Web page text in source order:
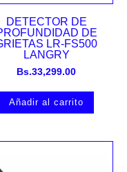
DETECTOR DE
DE
LR-FS500
LANGRY
Bs.33,299.00
Añadir al carrito